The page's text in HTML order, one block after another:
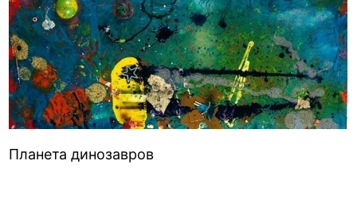
Планета динозавров